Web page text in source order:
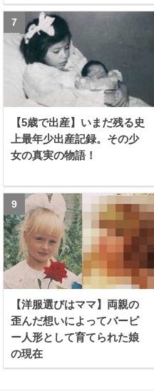
【5歳で出産】いまだ残る史
上最年少出産記録。その少
女の真実の物語！
【洋服選びはママ】両親の
歪んだ想いによってバービ
ー人形として育てられた娘
の現在